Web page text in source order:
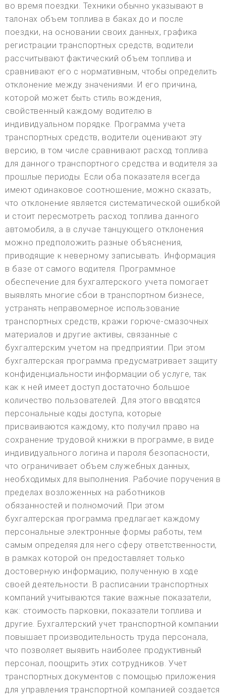
во время поездки. Техники обычно указывают в
талонах объем топлива в баках до и после
поездки, на основании своих данных, графика
регистрации транспортных средств, водители
рассчитывают фактический объем топлива и
сравнивают его с нормативным, чтобы определить
отклонение между значениями. И его причина,
которой может быть стиль вождения,
свойственный каждому водителю в
индивидуальном порядке. Программа учета
транспортных средств, водители оценивают эту
версию, в том числе сравнивают расход топлива
для данного транспортного средства и водителя за
прошлые периоды. Если оба показателя всегда
имеют одинаковое соотношение, можно сказать,
что отклонение является систематической ошибкой
и стоит пересмотреть расход топлива данного
автомобиля, а в случае танцующего отклонения
можно предположить разные объяснения,
приводящие к неверному записывать. Информация
в базе от самого водителя. Программное
обеспечение для бухгалтерского учета помогает
выявлять многие сбои в транспортном бизнесе,
устранять неправомерное использование
транспортных средств, кражи горюче-смазочных
материалов и другие активы, связанные с
бухгалтерским учетом на предприятии. При этом
бухгалтерская программа предусматривает защиту
конфиденциальности информации об услуге, так
как к ней имеет доступ достаточно большое
количество пользователей. Для этого вводятся
персональные коды доступа, которые
присваиваются каждому, кто получил право на
сохранение трудовой книжки в программе, в виде
индивидуального логина и пароля безопасности,
что ограничивает объем служебных данных,
необходимых для выполнения. Рабочие поручения в
пределах возложенных на работников
обязанностей и полномочий. При этом
бухгалтерская программа предлагает каждому
персональные электронные формы работы, тем
самым определяя для него сферу ответственности,
в рамках которой он предоставляет только
достоверную информацию, полученную в ходе
своей деятельности. В расписании транспортных
компаний учитываются такие важные показатели,
как: стоимость парковки, показатели топлива и
другие. Бухгалтерский учет транспортной компании
повышает производительность труда персонала,
что позволяет выявить наиболее продуктивный
персонал, поощрить этих сотрудников. Учет
транспортных документов с помощью приложения
для управления транспортной компанией создается